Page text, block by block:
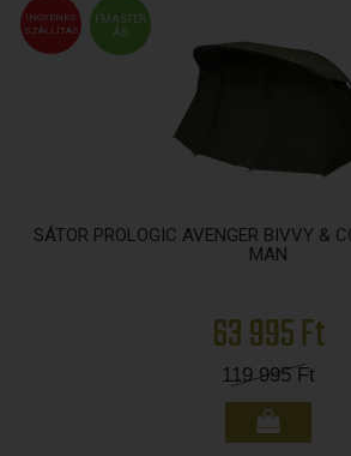
FMASTER
ÁR
INGYENES
SZÁLLÍTÁS
SÁTOR PROLOGIC AVENGER BIVVY &
MAN
63 995 Ft
119 995Ft